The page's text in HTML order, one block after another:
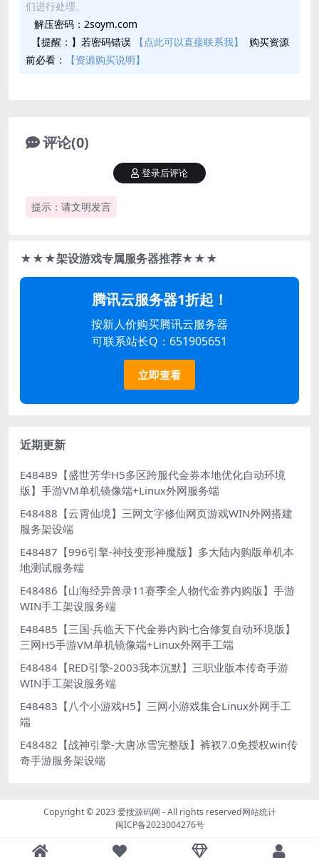
们进行处理。
解压密码：2soym.com
【提醒：】若密码错误
【点此可以直接联系我】
购买资源
前必看：
【资源购买说明】
评论(0)
提示：请文明发言
登录后评论
★★★架设游戏专属服务器推荐★★★
腾讯云服务器1折起！
按新人价购买腾讯云服务器
可联系站长Q：651905651
立即查看
近期更新
E48489【盛世芳华H5多区跨服代金券本地优化自动环境
版】手游VM单机镜像端+Linux外网服务端
E48488【云霄仙境】三网文字修仙网页游戏WIN外网搭建
服务架设端
E48487【996引擎-神技变形神魔版】多大陆内购版单机本
地测试服务端
E48486【山海经异兽录11赛季全人物代金券内购版】手游
WIN手工架设服务端
E48485【三国·兵临天下代金券内购七合修复自动环境版】
三网H5手游VM单机镜像端+Linux外网手工端
E48484【RED引擎-2003我本沉默】三职业版本传奇手游
WIN手工架设服务端
E48483【八个小游戏H5】三网小游戏集合Linux外网手工
端
E48482【战神引擎-大唐冰雪完整版】裤衩7.0免授权win传
奇手游服务架设端
Copyright © 2023爱搜源码网 - All rights reserved网站统计
闽ICP备2023004276号